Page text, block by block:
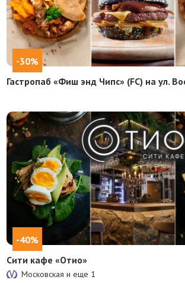
-30%
Гастропаб «Фиш энд Чипс» (FC) на ул.
-40%
Сити кафе «Отио»
Московская и еще 1